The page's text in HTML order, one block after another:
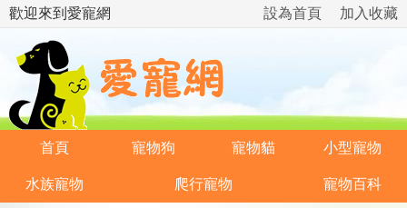
歡迎來到愛寵網 加入收藏
設為首頁
首頁 寵物狗 寵物貓 小型寵物
水族寵物 爬行寵物 寵物百科